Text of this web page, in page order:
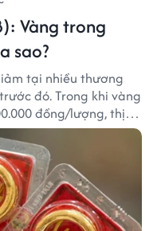
Vàng trong
sao?
tại nhiều thương
đó. Trong khi vàng
đồng/lượng, thị
cao, với sự chênh